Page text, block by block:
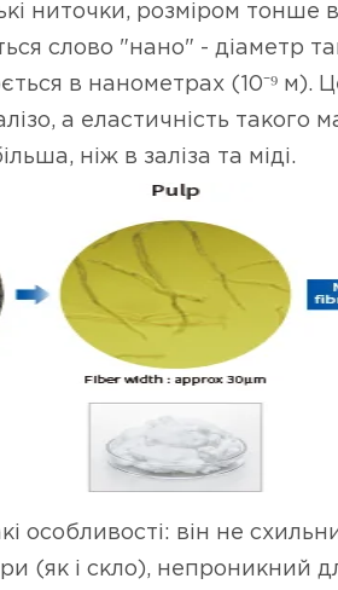
ниточки, розміром тонше
слово "нано" - діаметр
в нанометрах (10⁻⁹ м).
а еластичність такого
ніж в заліза та міді.
особливості: він не
(як і скло), непроникний